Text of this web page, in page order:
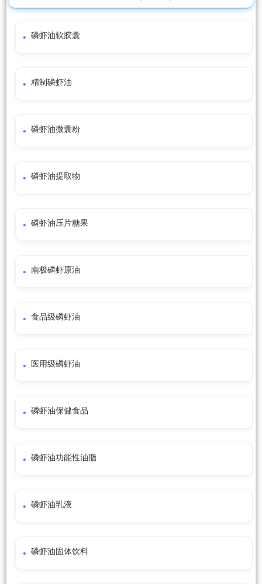
磷虾油软胶囊
精制磷虾油
磷虾油微囊粉
磷虾油提取物
磷虾油压片糖果
南极磷虾原油
食品级磷虾油
医用级磷虾油
磷虾油保健食品
磷虾油功能性油脂
磷虾油乳液
磷虾油固体饮料